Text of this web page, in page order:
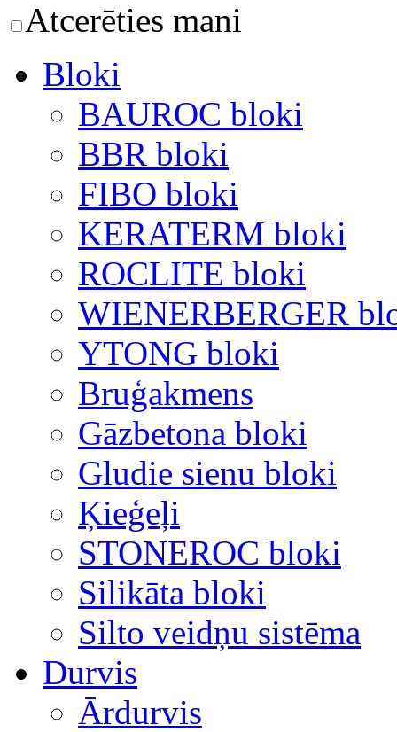
Atcerēties mani
Bloki
BAUROC bloki
BBR bloki
FIBO bloki
KERATERM bloki
ROCLITE bloki
WIENERBERGER
YTONG bloki
Bruģakmens
Gāzbetona bloki
Gludie sienu bloki
Ķieģeļi
STONEROC bloki
Silikāta bloki
Silto veidņu sistēma
Durvis
Ārdurvis